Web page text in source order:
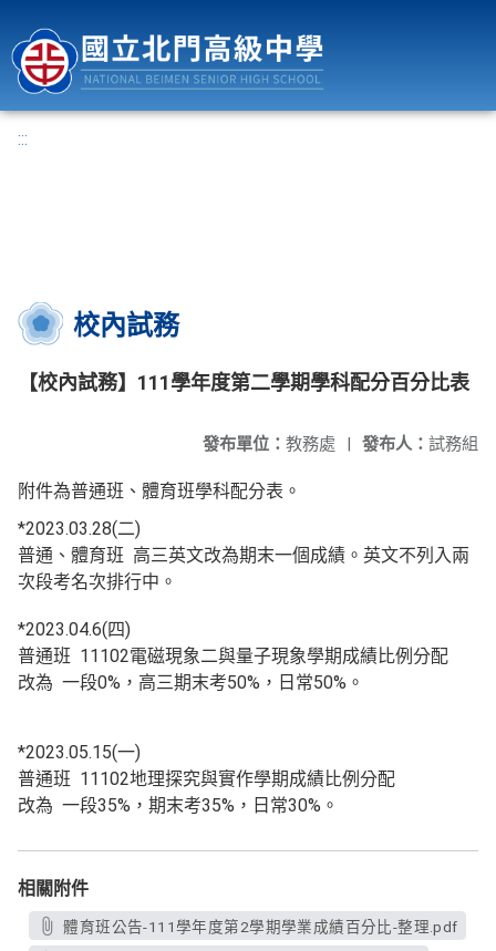
:::
校內試務
【校內試務】111學年度第二學期學科配分百分比表
發布人： 試務組
發布單位： 教務處 |
附件為普通班、體育班學科配分表。
*2023.03.28(二)
普通、體育班 高三英文改為期末一個成績。英文不列入兩
次段考名次排行中。
*2023.04.6(四)
普通班 11102電磁現象二與量子現象學期成績比例分配
改為 一段0%，高三期末考50%，日常50%。
*2023.05.15(一)
普通班 11102地理探究與實作學期成績比例分配
改為 一段35%，期末考35%，日常30%。
相關附件
體育班公告-111學年度第2學期學業成績百分比-整理.pdf